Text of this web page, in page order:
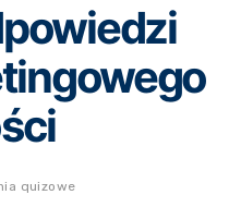
quizowe